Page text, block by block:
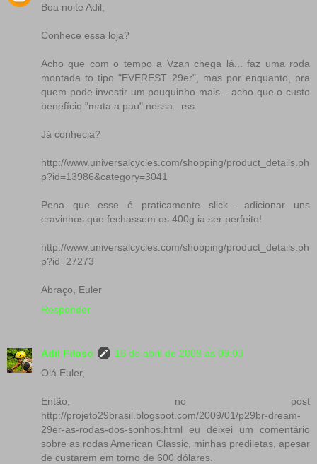
Boa noite Adil,
Conhece essa loja?
Acho que com o tempo a Vzan chega lá... faz uma roda
montada to tipo "EVEREST 29er", mas por enquanto, pra
quem pode investir um pouquinho mais... acho que o custo
benefício "mata a pau" nessa...rss
Já conhecia?
http://www.universalcycles.com/shopping/product_details.ph
p?id=13986&category=3041
Pena que esse é praticamente slick... adicionar uns
cravinhos que fechassem os 400g ia ser perfeito!
http://www.universalcycles.com/shopping/product_details.ph
p?id=27273
Abraço, Euler
Responder
Adil Filoso
16 de abril de 2009 às 09:03
Olá Euler,
Então, no post
http://projeto29brasil.blogspot.com/2009/01/p29br-dream-
29er-as-rodas-dos-sonhos.html eu deixei um comentário
sobre as rodas American Classic, minhas prediletas, apesar
de custarem em torno de 600 dólares.